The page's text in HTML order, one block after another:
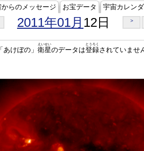
らのメッセージ お宝データ 宇宙カレン
2011年01月 12日 >
あけぼの」 衛星
えいせい
のデータは登録
とうろく
されていませ